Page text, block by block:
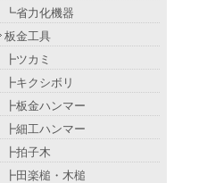
┗省力化機器
板金工具
┣ツカミ
┣キクシボリ
┣板金ハンマー
┣細工ハンマー
┣拍子木
┣田楽槌・木槌